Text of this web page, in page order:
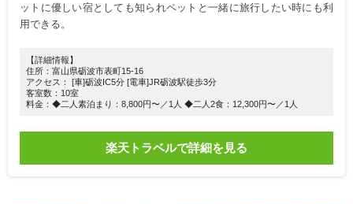
ットに優しい宿としても知られペットと一緒に旅行したい時にも利
用できる。
【詳細情報】
住所：富山県砺波市表町15-16
アクセス： [車]砺波IC5分 [電車]JR砺波駅徒歩3分
客室数：10室
料金：◆二人素泊まり：8,800円〜／1人 ◆二人2食：12,300円〜／1人
楽天トラベルで詳細を見る